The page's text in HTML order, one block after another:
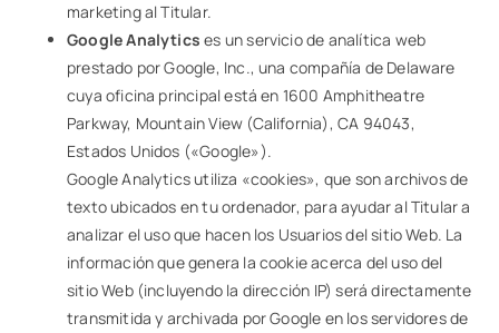
marketing al Titular.
Google Analytics es un servicio de analítica web
prestado por Google, Inc., una compañía de Delaware
cuya oficina principal está en 1600 Amphitheatre
Parkway, Mountain View (California), CA 94043,
Estados Unidos («Google»).
Google Analytics utiliza «cookies», que son archivos de
texto ubicados en tu ordenador, para ayudar al Titular a
analizar el uso que hacen los Usuarios del sitio Web. La
información que genera la cookie acerca del uso del
sitio Web (incluyendo la dirección IP) será directamente
transmitida y archivada por Google en los servidores de